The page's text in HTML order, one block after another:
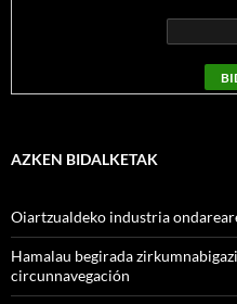
AZKEN BIDALKETAK
Oiartzualdeko industria
Hamalau begirada
circunnavegación